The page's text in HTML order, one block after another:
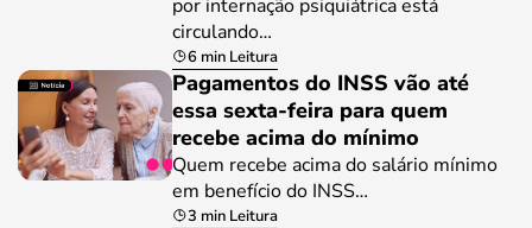
por internação psiquiátrica está
circulando…
6 min Leitura
Pagamentos do INSS vão até
essa sexta-feira para quem
recebe acima do mínimo
Quem recebe acima do salário mínimo
em benefício do INSS…
3 min Leitura